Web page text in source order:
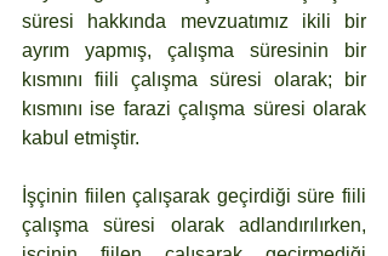
süresi hakkında mevzuatımız ikili bir
ayrım yapmış, çalışma süresinin bir
kısmını fiili çalışma süresi olarak; bir
kısmını ise farazi çalışma süresi olarak
kabul etmiştir.
İşçinin fiilen çalışarak geçirdiği süre fiili
çalışma süresi olarak adlandırılırken,